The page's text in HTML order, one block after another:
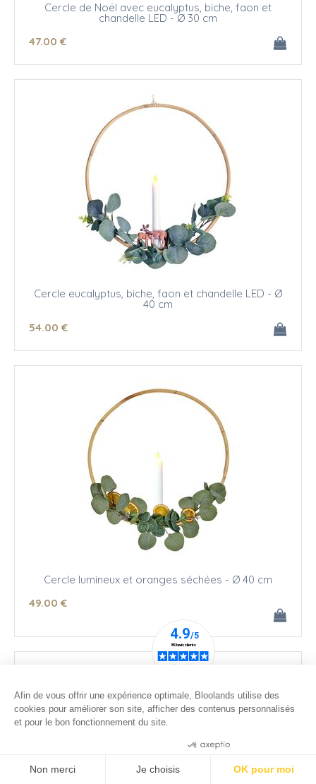
Cercle de Noël avec eucalyptus, biche, faon et
chandelle LED - Ø 30 cm
47.00 €
Cercle eucalyptus, biche, faon et chandelle LED - Ø
40 cm
54.00 €
Cercle lumineux et oranges séchées - Ø 40 cm
49.00 €
Afin de vous offrir une expérience optimale, Bloolands utilise des
cookies pour améliorer son site, afficher des contenus personnalisés
et pour le bon fonctionnement du site.
Non merci Je choisis OK pour moi